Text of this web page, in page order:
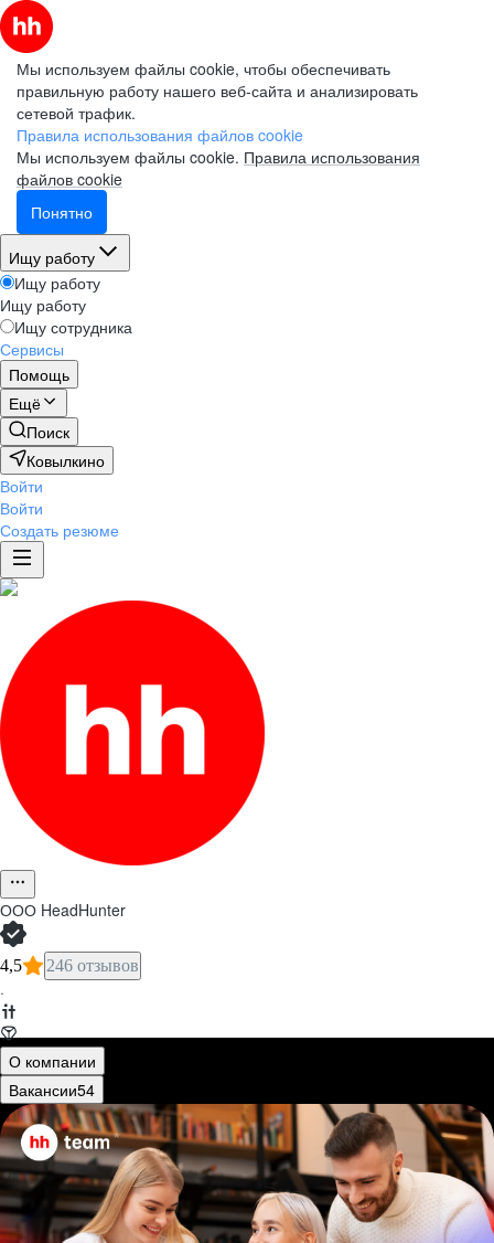
Мы используем файлы cookie, чтобы обеспечивать
правильную работу нашего веб-сайта и анализировать
сетевой трафик.
Правила использования файлов cookie
Мы используем файлы cookie. Правила использования
файлов cookie
Понятно
Ищу работу
Ищу работу
Ищу работу
Ищу сотрудника
Сервисы
Помощь
Ещё
Поиск
Ковылкино
Войти
Войти
Создать резюме
ООО HeadHunter
4,5 246 отзывов
·
О компании
Вакансии54